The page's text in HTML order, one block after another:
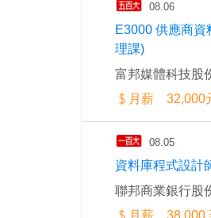
08.06
E3000 供應商資
理課)
富邦媒體科技股
月薪 32,000
08.05
資料庫程式設計
聯邦商業銀行股
月薪 38,000